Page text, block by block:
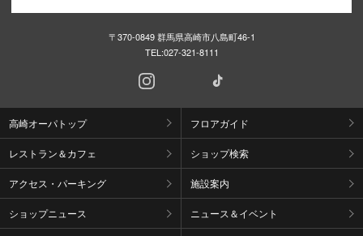
〒370-0849 群馬県高崎市八島町46-1
TEL:027-321-8111
高崎オーパトップ フロアガイド
レストラン＆カフェ ショップ検索
アクセス・パーキング 施設案内
ショップニュース ニュース＆イベント